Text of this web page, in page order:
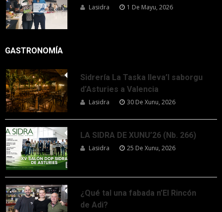
Lasidra 1 De Mayu, 2026
GASTRONOMÍA
Sidrería La Taska lleva’l saborgu
d’Asturies a Valencia
Lasidra 30 De Xunu, 2026
LA SIDRA DE XUNU’26 (Nb. 266)
Lasidra 25 De Xunu, 2026
¿Qué tal una fabada n’El Rincón
de Adi?